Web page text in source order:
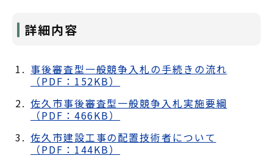
詳細内容
事後審査型一般競争入札の手続きの流れ
（PDF：152KB）
佐久市事後審査型一般競争入札実施要綱
（PDF：466KB）
佐久市建設工事の配置技術者について
（PDF：144KB）